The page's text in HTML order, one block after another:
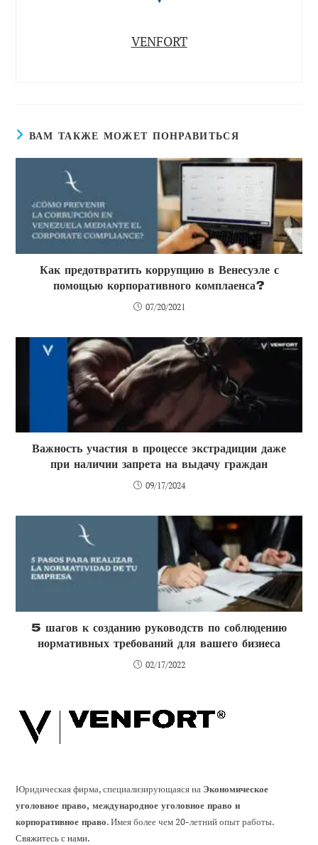
VENFORT
ВАМ ТАКЖЕ МОЖЕТ ПОНРАВИТЬСЯ
Как предотвратить коррупцию в Венесуэле с
помощью корпоративного комплаенса?
07/20/2021
Важность участия в процессе экстрадиции даже
при наличии запрета на выдачу граждан
09/17/2024
5 шагов к созданию руководств по соблюдению
нормативных требований для вашего бизнеса
02/17/2022
Юридическая фирма, специализирующаяся на Экономическое
уголовное право, международное уголовное право и
корпоративное право. Имея более чем 20-летний опыт работы.
Свяжитесь с нами.